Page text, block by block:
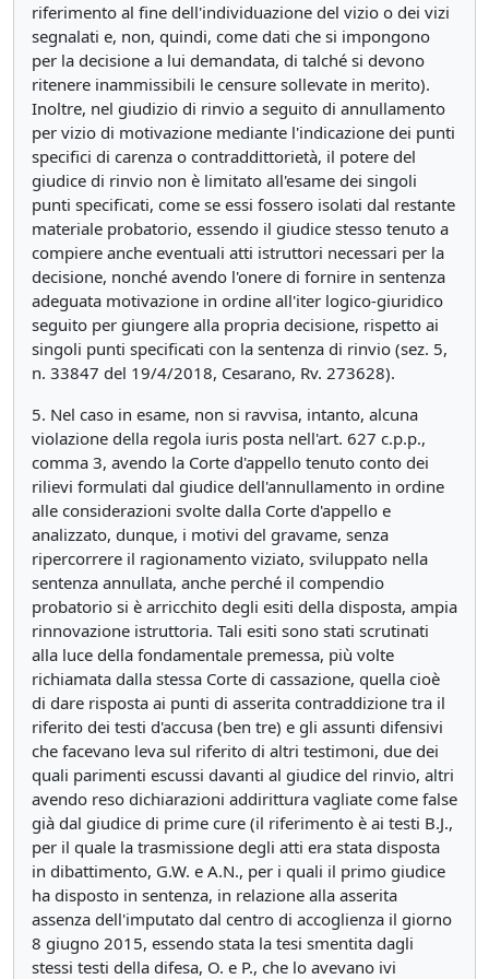
riferimento al fine dell'individuazione del vizio o dei vizi
segnalati e, non, quindi, come dati che si impongono
per la decisione a lui demandata, di talché si devono
ritenere inammissibili le censure sollevate in merito).
Inoltre, nel giudizio di rinvio a seguito di annullamento
per vizio di motivazione mediante l'indicazione dei punti
specifici di carenza o contraddittorietà, il potere del
giudice di rinvio non è limitato all'esame dei singoli
punti specificati, come se essi fossero isolati dal restante
materiale probatorio, essendo il giudice stesso tenuto a
compiere anche eventuali atti istruttori necessari per la
decisione, nonché avendo l'onere di fornire in sentenza
adeguata motivazione in ordine all'iter logico-giuridico
seguito per giungere alla propria decisione, rispetto ai
singoli punti specificati con la sentenza di rinvio (sez. 5,
n. 33847 del 19/4/2018, Cesarano, Rv. 273628).
5. Nel caso in esame, non si ravvisa, intanto, alcuna
violazione della regola iuris posta nell'art. 627 c.p.p.,
comma 3, avendo la Corte d'appello tenuto conto dei
rilievi formulati dal giudice dell'annullamento in ordine
alle considerazioni svolte dalla Corte d'appello e
analizzato, dunque, i motivi del gravame, senza
ripercorrere il ragionamento viziato, sviluppato nella
sentenza annullata, anche perché il compendio
probatorio si è arricchito degli esiti della disposta, ampia
rinnovazione istruttoria. Tali esiti sono stati scrutinati
alla luce della fondamentale premessa, più volte
richiamata dalla stessa Corte di cassazione, quella cioè
di dare risposta ai punti di asserita contraddizione tra il
riferito dei testi d'accusa (ben tre) e gli assunti difensivi
che facevano leva sul riferito di altri testimoni, due dei
quali parimenti escussi davanti al giudice del rinvio, altri
avendo reso dichiarazioni addirittura vagliate come false
già dal giudice di prime cure (il riferimento è ai testi B.J.,
per il quale la trasmissione degli atti era stata disposta
in dibattimento, G.W. e A.N., per i quali il primo giudice
ha disposto in sentenza, in relazione alla asserita
assenza dell'imputato dal centro di accoglienza il giorno
8 giugno 2015, essendo stata la tesi smentita dagli
stessi testi della difesa, O. e P., che lo avevano ivi